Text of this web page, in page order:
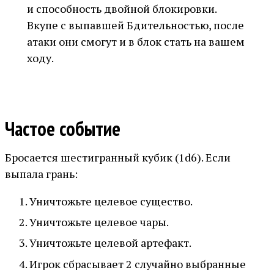
и способность двойной блокировки.
Вкупе с выпавшей Бдительностью, после
атаки они смогут и в блок стать на вашем
ходу.
Частое событие
Бросается шестигранный кубик (1d6). Если
выпала грань:
Уничтожьте целевое существо.
Уничтожьте целевое чары.
Уничтожьте целевой артефакт.
Игрок сбрасывает 2 случайно выбранные